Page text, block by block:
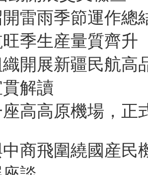
雷雨季節運作總
季生産量質齊升
開展新疆民航高
解讀
高高原機場，正
商飛圍繞國産民